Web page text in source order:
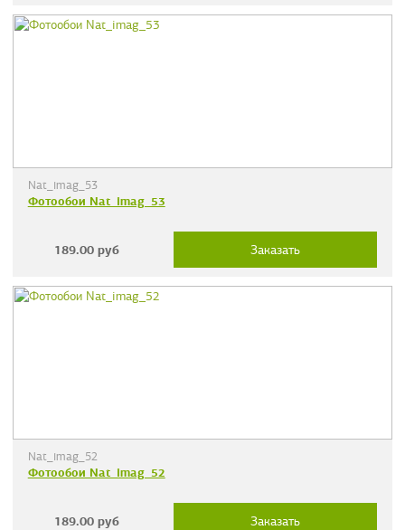
Nat_imag_53
Фотообои Nat_imag_53
189.00 руб Заказать
Nat_imag_52
Фотообои Nat_imag_52
189.00 руб Заказать